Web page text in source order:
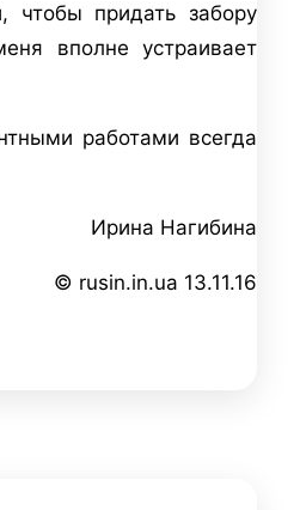
чтобы придать забору
вполне устраивает
работами всегда
Ирина Нагибина
© rusin.in.ua 13.11.16